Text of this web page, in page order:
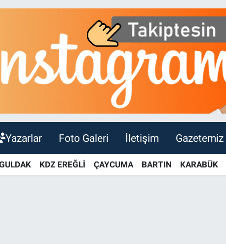
Yazarlar Foto Galeri İletişim Gazetemiz
KDZ EREĞLİ ÇAYCUMA BARTIN KARABÜK